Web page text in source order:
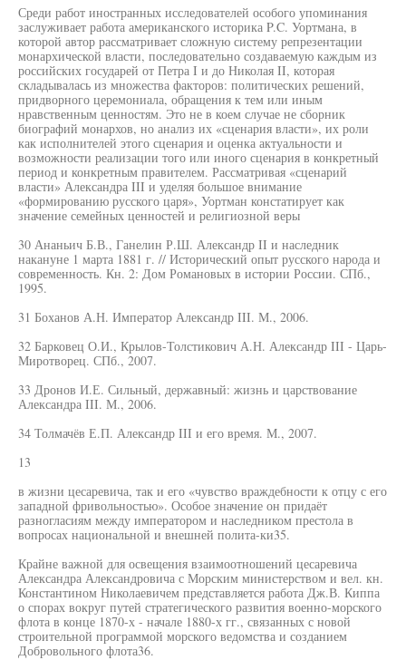
Среди работ иностранных исследователей особого упоминания
заслуживает работа американского историка P.C. Уортмана, в
которой автор рассматривает сложную систему репрезентации
монархической власти, последовательно создаваемую каждым из
российских государей от Петра I и до Николая II, которая
складывалась из множества факторов: политических решений,
придворного церемониала, обращения к тем или иным
нравственным ценностям. Это не в коем случае не сборник
биографий монархов, но анализ их «сценария власти», их роли
как исполнителей этого сценария и оценка актуальности и
возможности реализации того или иного сценария в конкретный
период и конкретным правителем. Рассматривая «сценарий
власти» Александра III и уделяя большое внимание
«формированию русского царя», Уортман констатирует как
значение семейных ценностей и религиозной веры
30 Ананьич Б.В., Ганелин Р.Ш. Александр II и наследник
накануне 1 марта 1881 г. // Исторический опыт русского народа и
современность. Кн. 2: Дом Романовых в истории России. СПб.,
1995.
31 Боханов А.Н. Император Александр III. М., 2006.
32 Барковец О.И., Крылов-Толстикович А.Н. Александр III - Царь-
Миротворец. СПб., 2007.
33 Дронов И.Е. Сильный, державный: жизнь и царствование
Александра III. М., 2006.
34 Толмачёв Е.П. Александр III и его время. М., 2007.
13
в жизни цесаревича, так и его «чувство враждебности к отцу с его
западной фривольностью». Особое значение он придаёт
разногласиям между императором и наследником престола в
вопросах национальной и внешней полита-ки35.
Крайне важной для освещения взаимоотношений цесаревича
Александра Александровича с Морским министерством и вел. кн.
Константином Николаевичем представляется работа Дж.В. Киппа
о спорах вокруг путей стратегического развития военно-морского
флота в конце 1870-х - начале 1880-х гг., связанных с новой
строительной программой морского ведомства и созданием
Добровольного флота36.